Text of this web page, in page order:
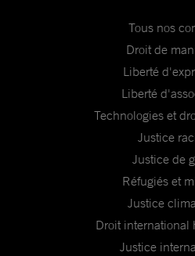
Tous nos
Droit de
Liberté
Liberté
Technologies et
Justice
Justice de
Réfugiés et
Justice
Droit international
Justice